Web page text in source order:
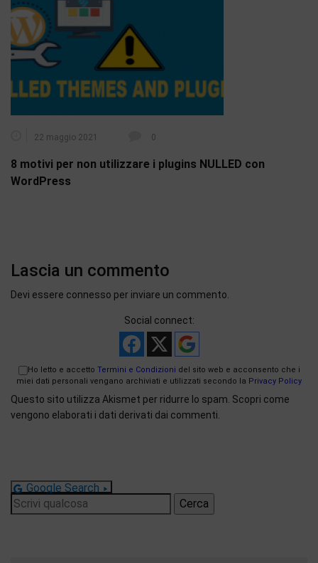
22 maggio 2021 0
8 motivi per non utilizzare i plugins NULLED con
WordPress
Lascia un commento
Devi essere connesso per inviare un commento.
Social connect:
Ho letto e accetto Termini e Condizioni del sito web e acconsento che i
miei dati personali vengano archiviati e utilizzati secondo la Privacy Policy
Questo sito utilizza Akismet per ridurre lo spam. Scopri come
vengono elaborati i dati derivati dai commenti
Google Search
Ricerca
per: